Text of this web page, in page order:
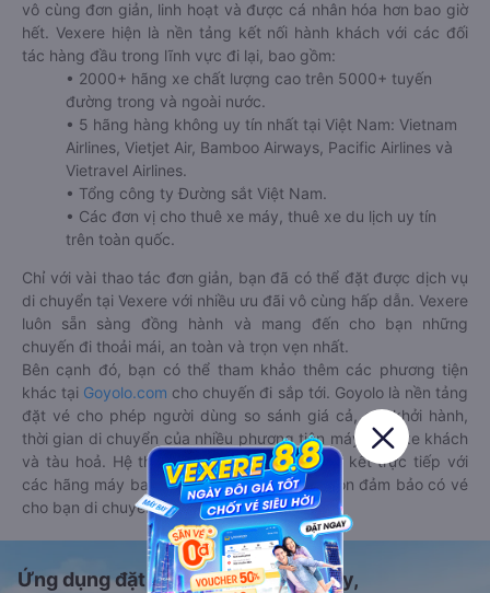
vô cùng đơn giản, linh hoạt và được cá nhân hóa hơn bao giờ
hết. Vexere hiện là nền tảng kết nối hành khách với các đối
tác hàng đầu trong lĩnh vực đi lại, bao gồm:
• 2000+ hãng xe chất lượng cao trên 5000+ tuyến
đường trong và ngoài nước.
• 5 hãng hàng không uy tín nhất tại Việt Nam: Vietnam
Airlines, Vietjet Air, Bamboo Airways, Pacific Airlines và
Vietravel Airlines.
• Tổng công ty Đường sắt Việt Nam.
• Các đơn vị cho thuê xe máy, thuê xe du lịch uy tín
trên toàn quốc.
Chỉ với vài thao tác đơn giản, bạn đã có thể đặt được dịch vụ
di chuyển tại Vexere với nhiều ưu đãi vô cùng hấp dẫn. Vexere
luôn sẵn sàng đồng hành và mang đến cho bạn những
chuyến đi thoải mái, an toàn và trọn vẹn nhất.
Bên cạnh đó, bạn có thể tham khảo thêm các phương tiện
khác tại Goyolo.com cho chuyến đi sắp tới. Goyolo là nền tảng
đặt vé cho phép người dùng so sánh giá cả, giờ khởi hành,
thời gian di chuyển của nhiều phương tiện máy bay, xe khách
và tàu hoả. Hệ thống của Goyolo được liên kết trực tiếp với
các hãng máy bay, xe khách và tàu hoả, luôn đảm bảo có vé
cho bạn di chuyển.
Ứng dụng đặt vé Xe khách, Máy bay,